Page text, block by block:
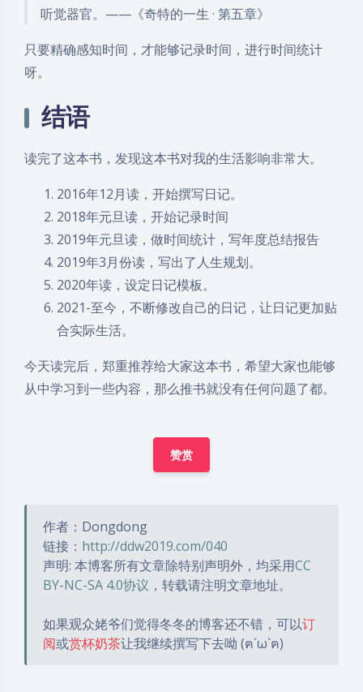
听觉器官。——《奇特的一生 · 第五章》
只要精确感知时间，才能够记录时间，进行时间统计
呀。
结语
读完了这本书，发现这本书对我的生活影响非常大。
2016年12月读，开始撰写日记。
2018年元旦读，开始记录时间
2019年元旦读，做时间统计，写年度总结报告
2019年3月份读，写出了人生规划。
2020年读，设定日记模板。
2021-至今，不断修改自己的日记，让日记更加贴
合实际生活。
今天读完后，郑重推荐给大家这本书，希望大家也能够
从中学习到一些内容，那么推书就没有任何问题了都。
赞赏
作者：Dongdong
链接： http://ddw2019.com/040
声明: 本博客所有文章除特别声明外，均采用CC
BY-NC-SA 4.0协议 ，转载请注明文章地址。
如果观众姥爷们觉得冬冬的博客还不错，可以订
阅或赏杯奶茶让我继续撰写下去呦 (ฅ´ω`ฅ)